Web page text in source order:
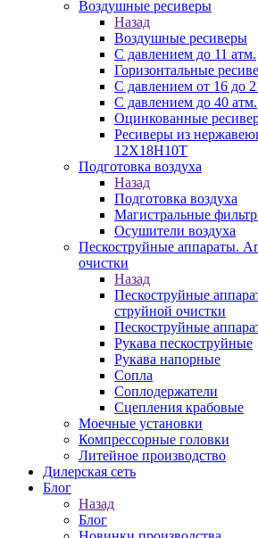
Воздушные ресиверы
Назад
Воздушные ресиверы
С давлением до 11 атм.
Горизонтальные
С давлением от 16 до
С давлением до 40 атм.
Оцинкованные
Ресиверы из
12Х18Н10Т
Подготовка воздуха
Назад
Подготовка воздуха
Магистральные
Осушители воздуха
Пескоструйные аппараты.
очистки
Назад
Пескоструйные
струйной очистки
Пескоструйные
Рукава пескоструйные
Рукава напорные
Сопла
Соплодержатели
Сцепления крабовые
Моечные установки
Компрессорные головки
Литейное производство
Дилерская сеть
Блог
Назад
Блог